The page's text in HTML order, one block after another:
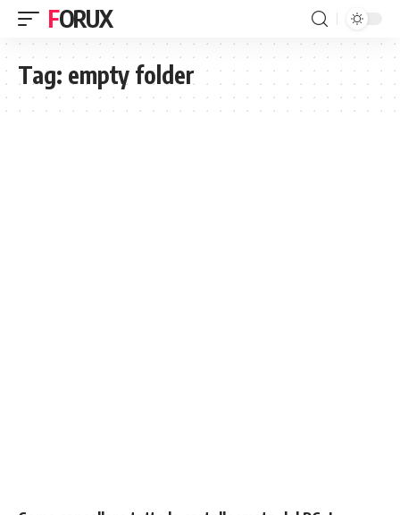
FORUX
Tag: empty folder